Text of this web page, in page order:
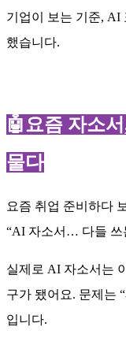
기업이 보는 기준, AI
했습니다.
🤖요즘 자소
물다
요즘 취업 준비하다
“AI 자소서… 다들 쓰
실제로 AI 자소서는
구가 됐어요. 문제는
입니다.